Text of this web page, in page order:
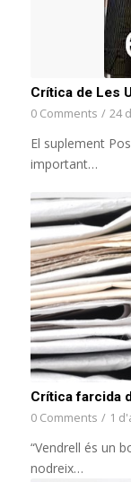
Crítica de Les
0 Comments / 24
El suplement
important…
Crítica farcida
0 Comments / 1
“Vendrell és un
nodreix…